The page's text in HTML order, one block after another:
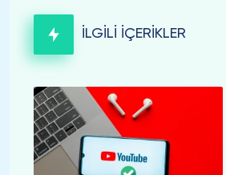
İLGİLİ İÇERİKLER